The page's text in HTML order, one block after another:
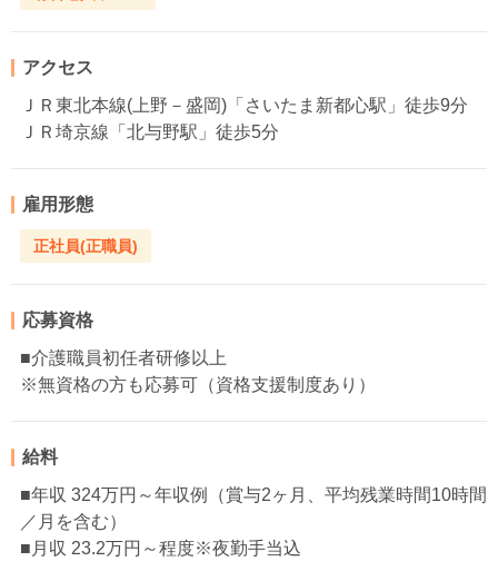
アクセス
ＪＲ東北本線(上野－盛岡)「さいたま新都心駅」徒歩9分
ＪＲ埼京線「北与野駅」徒歩5分
雇用形態
正社員(正職員)
応募資格
■介護職員初任者研修以上
※無資格の方も応募可（資格支援制度あり）
給料
■年収 324万円～年収例（賞与2ヶ月、平均残業時間10時間
／月を含む）
■月収 23.2万円～程度※夜勤手当込